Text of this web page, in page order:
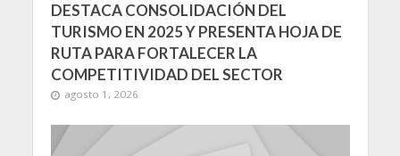
DESTACA CONSOLIDACIÓN DEL
TURISMO EN 2025 Y PRESENTA HOJA DE
RUTA PARA FORTALECER LA
COMPETITIVIDAD DEL SECTOR
agosto 1, 2026